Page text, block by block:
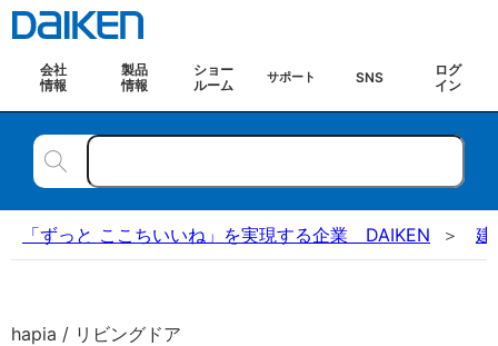
会社
情報
製品
情報
ショー
ルーム
サポート SNS
ログ
イン
「ずっと ここちいいね」を実現する企業 DAIKEN 建
hapia / リビングドア